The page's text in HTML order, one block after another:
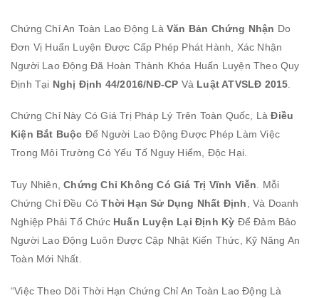
Chứng Chỉ An Toàn Lao Động Là Văn Bản Chứng Nhận Do
Đơn Vị Huấn Luyện Được Cấp Phép Phát Hành, Xác Nhận
Người Lao Động Đã Hoàn Thành Khóa Huấn Luyện Theo Quy
Định Tại Nghị Định 44/2016/NĐ-CP Và Luật ATVSLĐ 2015
Chứng Chỉ Này Có Giá Trị Pháp Lý Trên Toàn Quốc, LàĐiều
Kiện Bắt Buộc Để Người Lao Động Được Phép Làm Việc
Trong Môi Trường Có Yếu Tố Nguy Hiểm, Độc Hại.
Tuy Nhiên,Chứng Chỉ Không Có Giá Trị Vĩnh Viễn . Mỗi
Chứng Chỉ Đều CóThời Hạn Sử Dụng Nhất Định
, Và Doanh
Nghiệp Phải Tổ Chức Huấn Luyện Lại Định Kỳ Để Đảm Bảo
Người Lao Động Luôn Được Cập Nhật Kiến Thức, Kỹ Năng An
Toàn Mới Nhất.
“Việc Theo Dõi Thời Hạn Chứng Chỉ An Toàn Lao Động Là